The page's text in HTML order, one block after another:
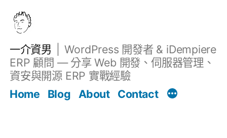
一介資男
WordPress 開發者 & iDempiere
ERP 顧問 — 分享 Web 開發、伺服器管理、
資安與開源 ERP 實戰經驗
Home
Blog About Contact
文章